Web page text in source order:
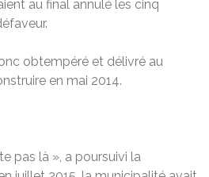
au final annulé les cinq
obtempéré et délivré au
en mai 2014.
pas là », a poursuivi la